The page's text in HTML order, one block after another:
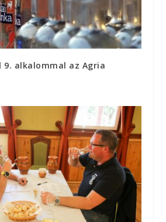
9. alkalommal az Agria